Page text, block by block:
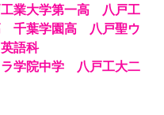
業大学第一高　八戸工
千葉学園高　八戸聖ウ
語科
学院中学　八戸工大二